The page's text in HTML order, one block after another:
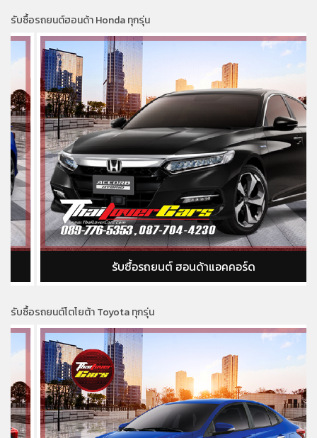
รับซื้อรถยนต์ฮอนด้า Honda ทุกรุ่น
รับซื้อรถยนต์ ฮอนด้าแอคคอร์ด
รับซื้อรถยนต์โตโยต้า Toyota ทุกรุ่น